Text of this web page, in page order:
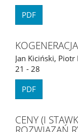
PDF
Jan Kiciński,
21 - 28
PDF
CENY (I